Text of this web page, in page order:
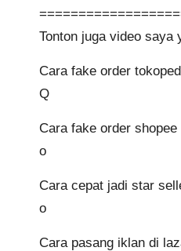
Tonton juga video saya
Cara fake order
Q
Cara fake order shopee
o
Cara cepat jadi star
o
Cara pasang iklan di